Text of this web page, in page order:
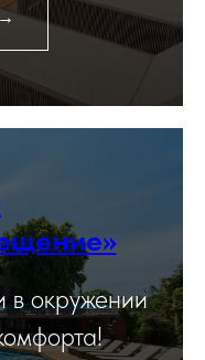
в окружении